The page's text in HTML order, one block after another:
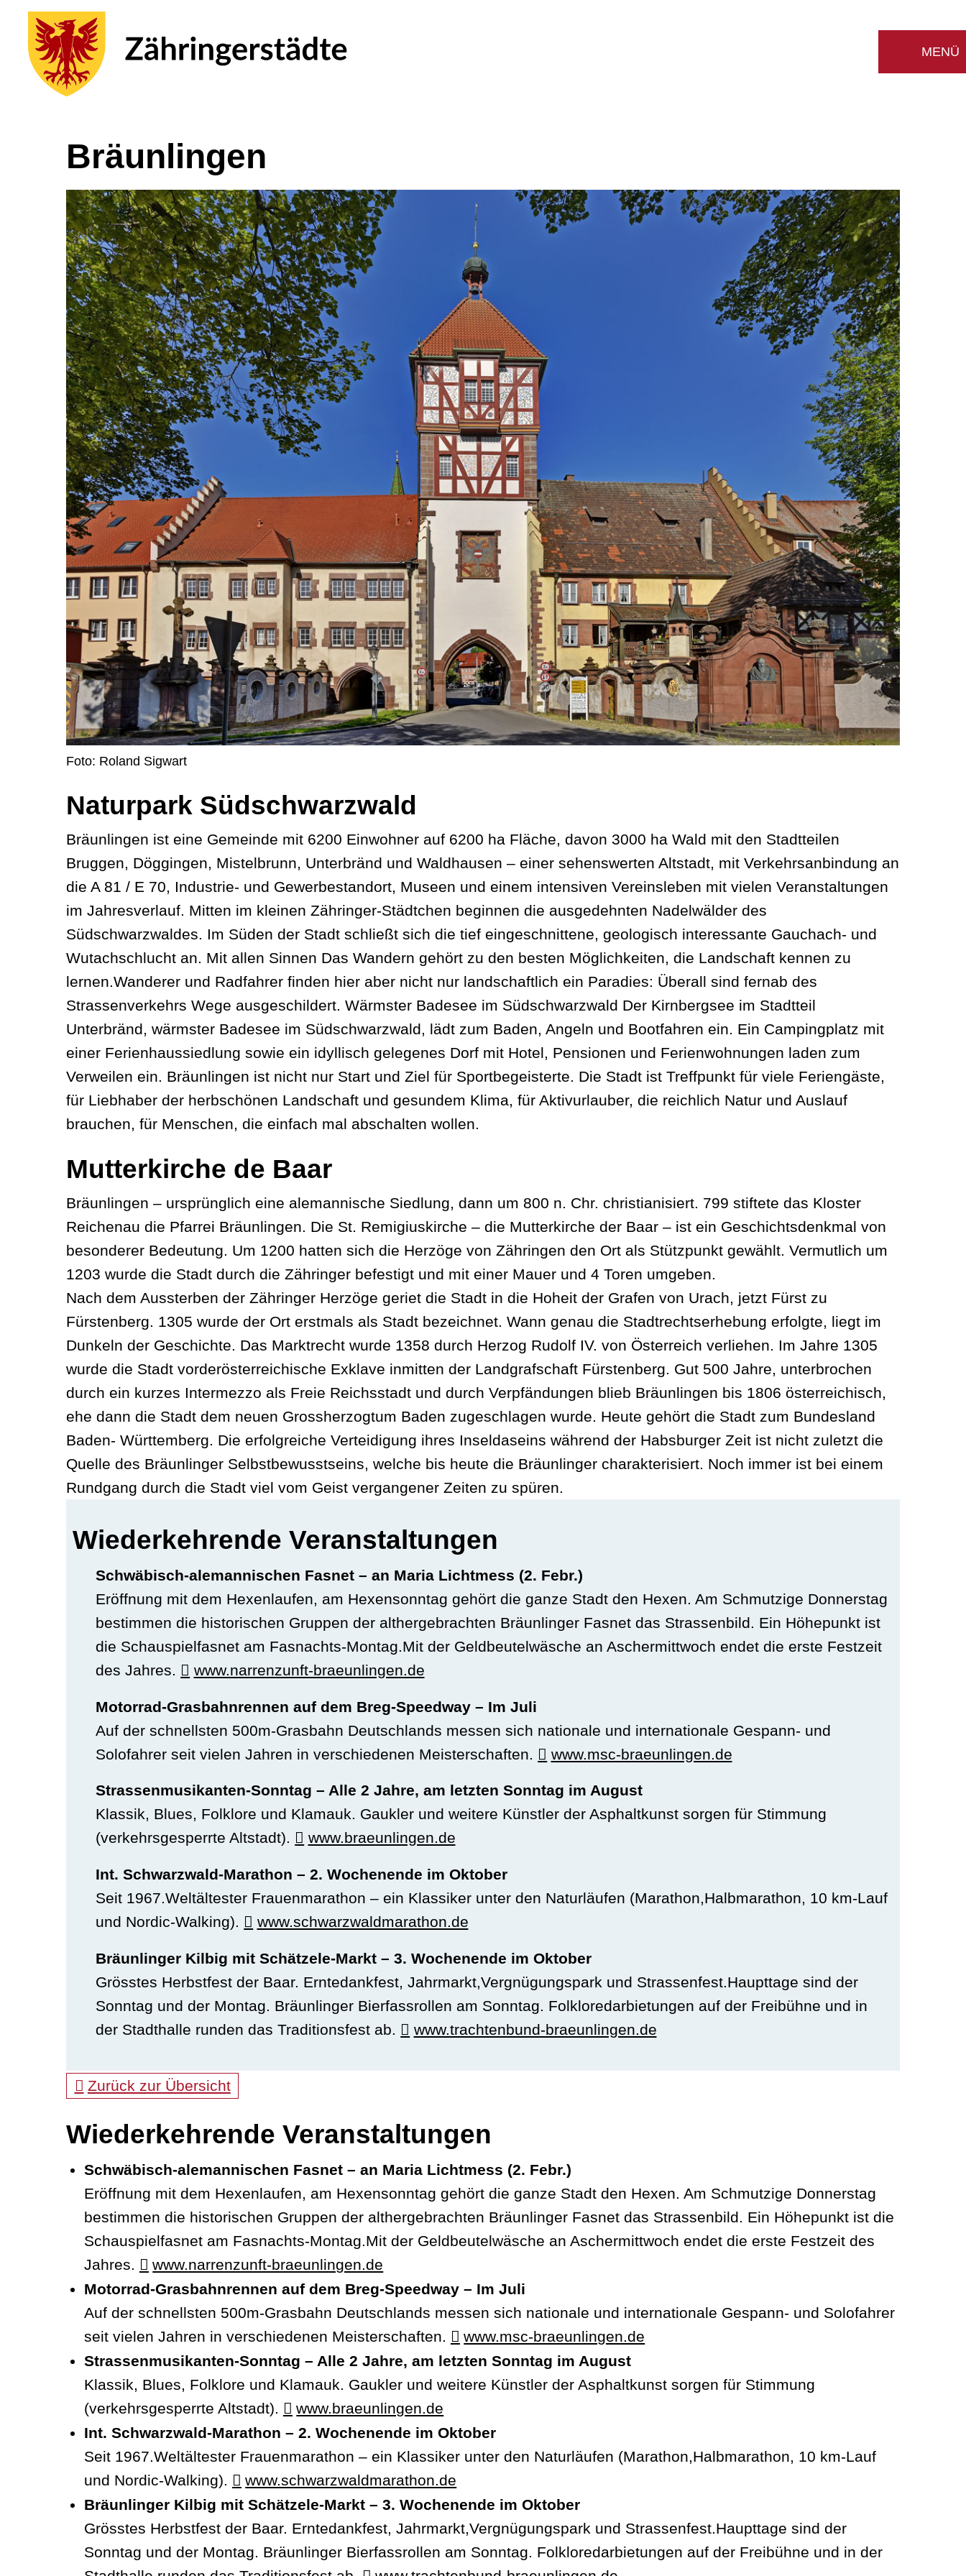
Bräunlingen
Foto: Roland Sigwart
Naturpark Südschwarzwald
Bräunlingen ist eine Gemeinde mit 6200 Einwohner auf 6200 ha Fläche, davon 3000 ha Wald mit den Stadtteilen
Bruggen, Döggingen, Mistelbrunn, Unterbränd und Waldhausen – einer sehenswerten Altstadt, mit Verkehrsanbindung an
die A 81 / E 70, Industrie- und Gewerbestandort, Museen und einem intensiven Vereinsleben mit vielen Veranstaltungen
im Jahresverlauf. Mitten im kleinen Zähringer-Städtchen beginnen die ausgedehnten Nadelwälder des
Südschwarzwaldes. Im Süden der Stadt schließt sich die tief eingeschnittene, geologisch interessante Gauchach- und
Wutachschlucht an. Mit allen Sinnen Das Wandern gehört zu den besten Möglichkeiten, die Landschaft kennen zu
lernen.Wanderer und Radfahrer finden hier aber nicht nur landschaftlich ein Paradies: Überall sind fernab des
Strassenverkehrs Wege ausgeschildert. Wärmster Badesee im Südschwarzwald Der Kirnbergsee im Stadtteil
Unterbränd, wärmster Badesee im Südschwarzwald, lädt zum Baden, Angeln und Bootfahren ein. Ein Campingplatz mit
einer Ferienhaussiedlung sowie ein idyllisch gelegenes Dorf mit Hotel, Pensionen und Ferienwohnungen laden zum
Verweilen ein. Bräunlingen ist nicht nur Start und Ziel für Sportbegeisterte. Die Stadt ist Treffpunkt für viele Feriengäste,
für Liebhaber der herbschönen Landschaft und gesundem Klima, für Aktivurlauber, die reichlich Natur und Auslauf
brauchen, für Menschen, die einfach mal abschalten wollen.
Mutterkirche de Baar
Bräunlingen – ursprünglich eine alemannische Siedlung, dann um 800 n. Chr. christianisiert. 799 stiftete das Kloster
Reichenau die Pfarrei Bräunlingen. Die St. Remigiuskirche – die Mutterkirche der Baar – ist ein Geschichtsdenkmal von
besonderer Bedeutung. Um 1200 hatten sich die Herzöge von Zähringen den Ort als Stützpunkt gewählt. Vermutlich um
1203 wurde die Stadt durch die Zähringer befestigt und mit einer Mauer und 4 Toren umgeben.
Nach dem Aussterben der Zähringer Herzöge geriet die Stadt in die Hoheit der Grafen von Urach, jetzt Fürst zu
Fürstenberg. 1305 wurde der Ort erstmals als Stadt bezeichnet. Wann genau die Stadtrechtserhebung erfolgte, liegt im
Dunkeln der Geschichte. Das Marktrecht wurde 1358 durch Herzog Rudolf IV. von Österreich verliehen. Im Jahre 1305
wurde die Stadt vorderösterreichische Exklave inmitten der Landgrafschaft Fürstenberg. Gut 500 Jahre, unterbrochen
durch ein kurzes Intermezzo als Freie Reichsstadt und durch Verpfändungen blieb Bräunlingen bis 1806 österreichisch,
ehe dann die Stadt dem neuen Grossherzogtum Baden zugeschlagen wurde. Heute gehört die Stadt zum Bundesland
Baden- Württemberg. Die erfolgreiche Verteidigung ihres Inseldaseins während der Habsburger Zeit ist nicht zuletzt die
Quelle des Bräunlinger Selbstbewusstseins, welche bis heute die Bräunlinger charakterisiert. Noch immer ist bei einem
Rundgang durch die Stadt viel vom Geist vergangener Zeiten zu spüren.
Wiederkehrende Veranstaltungen
Schwäbisch-alemannischen Fasnet – an Maria Lichtmess (2. Febr.)
Eröffnung mit dem Hexenlaufen, am Hexensonntag gehört die ganze Stadt den Hexen. Am Schmutzige Donnerstag
bestimmen die historischen Gruppen der althergebrachten Bräunlinger Fasnet das Strassenbild. Ein Höhepunkt ist
die Schauspielfasnet am Fasnachts-Montag.Mit der Geldbeutelwäsche an Aschermittwoch endet die erste Festzeit
des Jahres.
www.narrenzunft-braeunlingen.de
Motorrad-Grasbahnrennen auf dem Breg-Speedway – Im Juli
Auf der schnellsten 500m-Grasbahn Deutschlands messen sich nationale und internationale Gespann- und
Solofahrer seit vielen Jahren in verschiedenen Meisterschaften.
www.msc-braeunlingen.de
Strassenmusikanten-Sonntag – Alle 2 Jahre, am letzten Sonntag im August
Klassik, Blues, Folklore und Klamauk. Gaukler und weitere Künstler der Asphaltkunst sorgen für Stimmung
(verkehrsgesperrte Altstadt).
www.braeunlingen.de
Int. Schwarzwald-Marathon – 2. Wochenende im Oktober
Seit 1967.Weltältester Frauenmarathon – ein Klassiker unter den Naturläufen (Marathon,Halbmarathon, 10 km-Lauf
und Nordic-Walking).
www.schwarzwaldmarathon.de
Bräunlinger Kilbig mit Schätzele-Markt – 3. Wochenende im Oktober
Grösstes Herbstfest der Baar. Erntedankfest, Jahrmarkt,Vergnügungspark und Strassenfest.Haupttage sind der
Sonntag und der Montag. Bräunlinger Bierfassrollen am Sonntag. Folkloredarbietungen auf der Freibühne und in
der Stadthalle runden das Traditionsfest ab.
www.trachtenbund-braeunlingen.de
Zurück zur Übersicht
Wiederkehrende Veranstaltungen
Schwäbisch-alemannischen Fasnet – an Maria Lichtmess (2. Febr.)
Eröffnung mit dem Hexenlaufen, am Hexensonntag gehört die ganze Stadt den Hexen. Am Schmutzige Donnerstag
bestimmen die historischen Gruppen der althergebrachten Bräunlinger Fasnet das Strassenbild. Ein Höhepunkt ist die
Schauspielfasnet am Fasnachts-Montag.Mit der Geldbeutelwäsche an Aschermittwoch endet die erste Festzeit des
Jahres.
www.narrenzunft-braeunlingen.de
Motorrad-Grasbahnrennen auf dem Breg-Speedway – Im Juli
Auf der schnellsten 500m-Grasbahn Deutschlands messen sich nationale und internationale Gespann- und Solofahrer
seit vielen Jahren in verschiedenen Meisterschaften.
www.msc-braeunlingen.de
Strassenmusikanten-Sonntag – Alle 2 Jahre, am letzten Sonntag im August
Klassik, Blues, Folklore und Klamauk. Gaukler und weitere Künstler der Asphaltkunst sorgen für Stimmung
(verkehrsgesperrte Altstadt).
www.braeunlingen.de
Int. Schwarzwald-Marathon – 2. Wochenende im Oktober
Seit 1967.Weltältester Frauenmarathon – ein Klassiker unter den Naturläufen (Marathon,Halbmarathon, 10 km-Lauf
und Nordic-Walking).
www.schwarzwaldmarathon.de
Bräunlinger Kilbig mit Schätzele-Markt – 3. Wochenende im Oktober
Grösstes Herbstfest der Baar. Erntedankfest, Jahrmarkt,Vergnügungspark und Strassenfest.Haupttage sind der
Sonntag und der Montag. Bräunlinger Bierfassrollen am Sonntag. Folkloredarbietungen auf der Freibühne und in der